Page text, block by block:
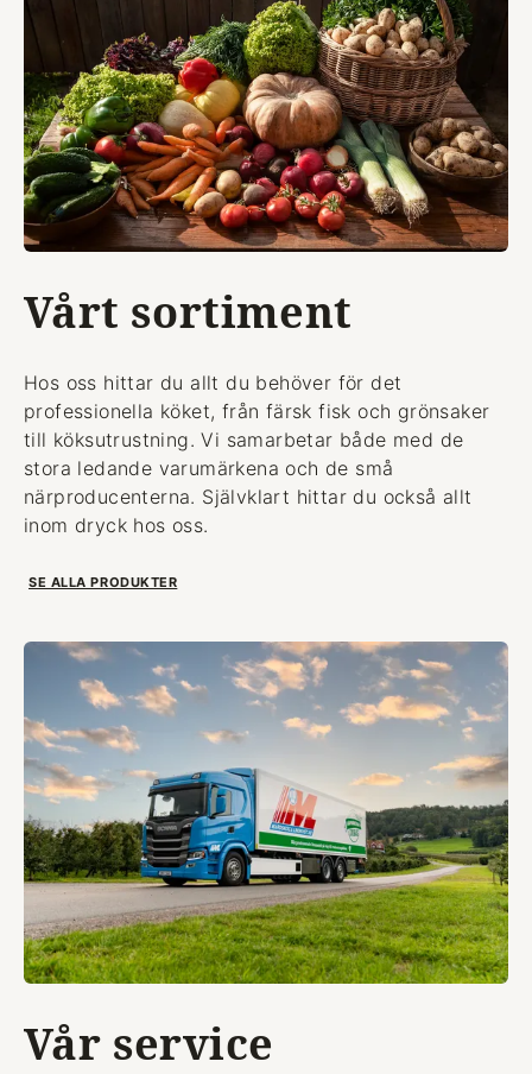
Vårt sortiment
Hos oss hittar du allt du behöver för det
professionella köket, från färsk fisk och grönsaker
till köksutrustning. Vi samarbetar både med de
stora ledande varumärkena och de små
närproducenterna. Självklart hittar du också allt
inom dryck hos oss.
SE ALLA PRODUKTER
Vår service